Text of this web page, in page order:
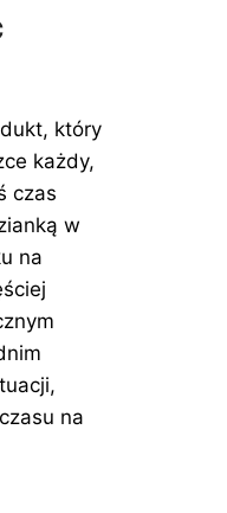
który
każdy,
czas
w
na
na